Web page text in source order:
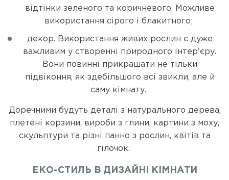
відтінки зеленого та коричневого. Можливе
використання сірого і блакитного;
декор. Використання живих рослин є дуже
важливим у створенні природного інтер'єру.
Вони повинні прикрашати не тільки
підвіконня, як здебільшого всі звикли, але й
саму кімнату.
Доречними будуть деталі з натурального дерева,
плетені корзини, вироби з глини, картини з моху,
скульптури та різні панно з рослин, квітів та
гілочок.
ЕКО-СТИЛЬ В ДИЗАЙНІ КІМНАТИ